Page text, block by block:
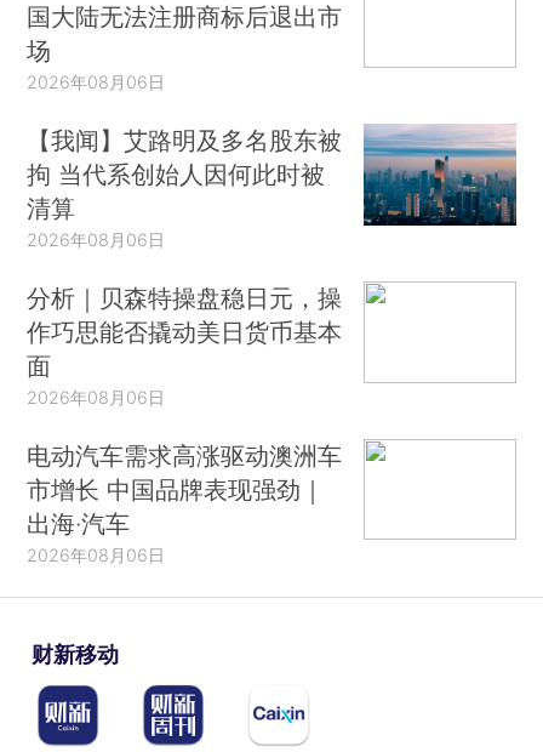
国大陆无法注册商标后退出市
场
2026年08月06日
【我闻】艾路明及多名股东被
拘 当代系创始人因何此时被
清算
2026年08月06日
分析｜贝森特操盘稳日元，操
作巧思能否撬动美日货币基本
面
2026年08月06日
电动汽车需求高涨驱动澳洲车
市增长 中国品牌表现强劲｜
出海·汽车
2026年08月06日
财新移动